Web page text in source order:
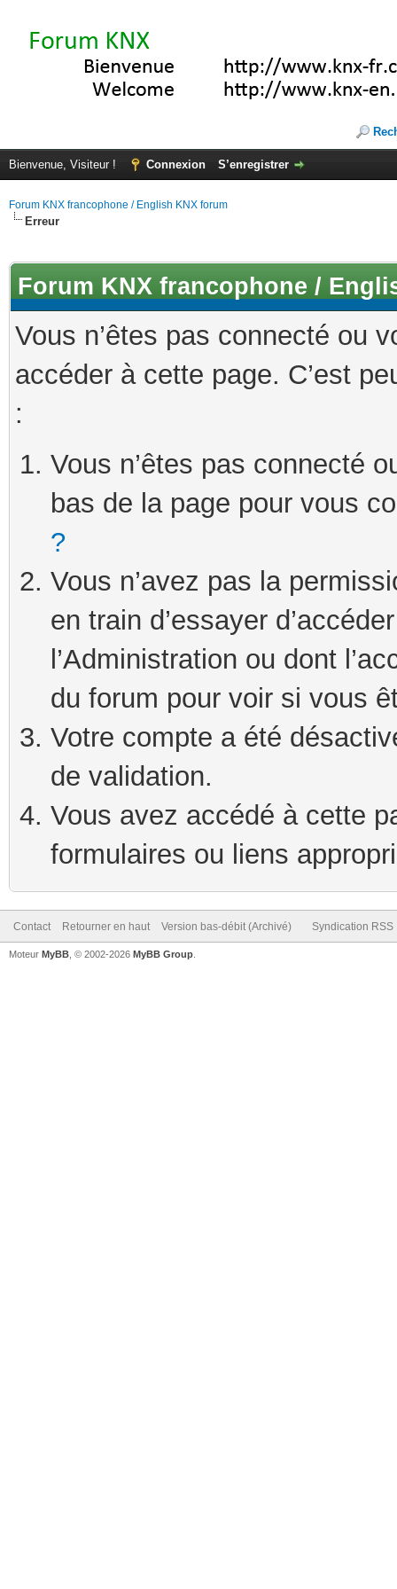
Bienvenue, Visiteur ! Connexion S’enregistrer
Forum KNX francophone / English KNX forum
Erreur
Forum KNX francophone /
Vous n’êtes pas connecté ou
accéder à cette page. C’est
:
Vous n’êtes pas connecté
bas de la page pour vous
?
Vous n’avez pas la
en train d’essayer
l’Administration ou dont
du forum pour voir si vous
Votre compte a été
de validation.
Vous avez accédé à cette
formulaires ou liens
Contact Retourner en haut Version bas-débit (Archivé) Syndication RSS
Moteur MyBB , © 2002-2026 MyBB Group